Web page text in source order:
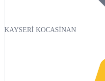
KAYSERİ KOCASİNAN